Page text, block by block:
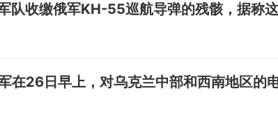
队收缴俄军KH-55巡航导弹的残骸，据称
在26日早上，对乌克兰中部和西南地区的